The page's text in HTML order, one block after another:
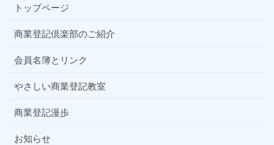
トップページ
商業登記倶楽部のご紹介
会員名簿とリンク
やさしい商業登記教室
商業登記漫歩
お知らせ